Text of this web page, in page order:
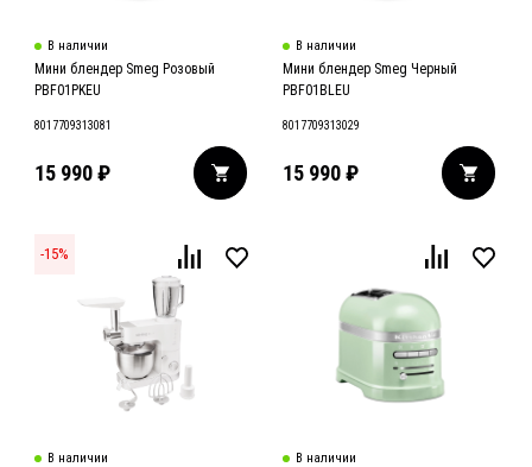
В наличии
Мини блендер Smeg Розовый
PBF01PKEU
8017709313081
15 990₽
В наличии
Мини блендер Smeg Черный
PBF01BLEU
8017709313029
15 990 ₽
-15%
В наличии В наличии